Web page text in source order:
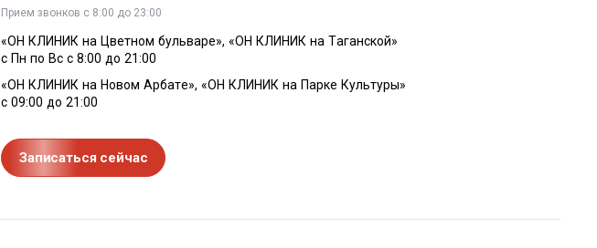
Прием звонков с 8:00 до 23:00
«ОН КЛИНИК на Цветном бульваре», «ОН КЛИНИК на Таганской»
с Пн по Вс с 8:00 до 21:00
«ОН КЛИНИК на Новом Арбате», «ОН КЛИНИК на Парке Культуры»
с 09:00 до 21:00
Записаться сейчас